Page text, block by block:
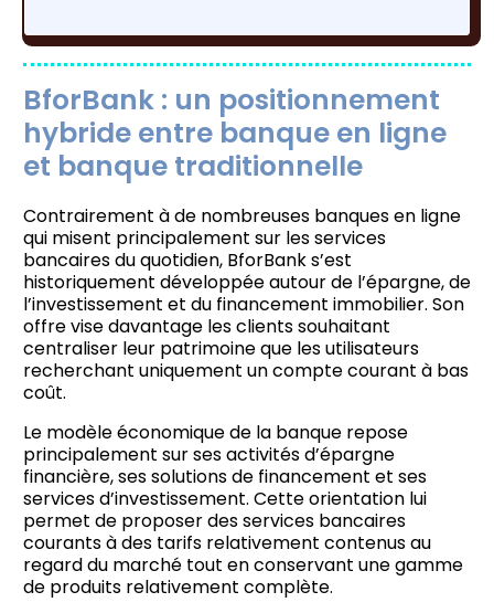
BforBank : un positionnement
hybride entre banque en ligne
et banque traditionnelle
Contrairement à de nombreuses banques en ligne
qui misent principalement sur les services
bancaires du quotidien, BforBank s’est
historiquement développée autour de l’épargne, de
l’investissement et du financement immobilier. Son
offre vise davantage les clients souhaitant
centraliser leur patrimoine que les utilisateurs
recherchant uniquement un compte courant à bas
coût.
Le modèle économique de la banque repose
principalement sur ses activités d’épargne
financière, ses solutions de financement et ses
services d’investissement. Cette orientation lui
permet de proposer des services bancaires
courants à des tarifs relativement contenus au
regard du marché tout en conservant une gamme
de produits relativement complète.